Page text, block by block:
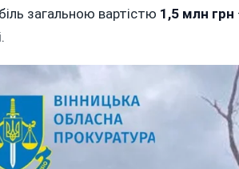
загальною вартістю 1,5 млн грн